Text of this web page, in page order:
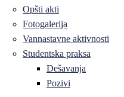
Opšti akti
Fotogalerija
Vannastavne aktivnosti
Studentska praksa
Dešavanja
Pozivi